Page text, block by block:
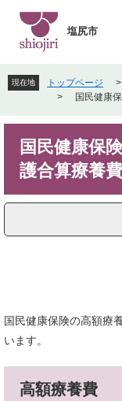
先
頭
す
を
飛
し
塩尻市
現在地 トップページ >
>
国民健康
国民健康保
護合算療養費
国民健康保険の高額療
います。
高額療養費